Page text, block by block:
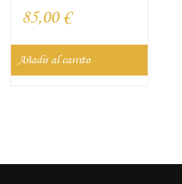
85,00 €
Añadir al carrito